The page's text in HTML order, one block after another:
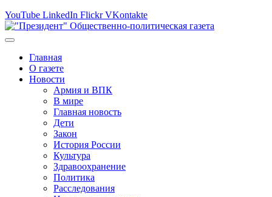
YouTube LinkedIn Flickr VKontakte
Главная
О газете
Новости
Армия и ВПК
В мире
Главная новость
Дети
Закон
История России
Культура
Здравоохранение
Политика
Расследования